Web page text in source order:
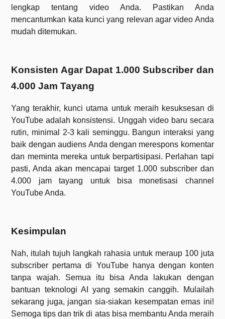
lengkap tentang video Anda. Pastikan Anda
mencantumkan kata kunci yang relevan agar video Anda
mudah ditemukan.
Konsisten Agar Dapat 1.000 Subscriber dan
4.000 Jam Tayang
Yang terakhir, kunci utama untuk meraih kesuksesan di
YouTube adalah konsistensi. Unggah video baru secara
rutin, minimal 2-3 kali seminggu. Bangun interaksi yang
baik dengan audiens Anda dengan merespons komentar
dan meminta mereka untuk berpartisipasi. Perlahan tapi
pasti, Anda akan mencapai target 1.000 subscriber dan
4.000 jam tayang untuk bisa monetisasi channel
YouTube Anda.
Kesimpulan
Nah, itulah tujuh langkah rahasia untuk meraup 100 juta
subscriber pertama di YouTube hanya dengan konten
tanpa wajah. Semua itu bisa Anda lakukan dengan
bantuan teknologi AI yang semakin canggih. Mulailah
sekarang juga, jangan sia-siakan kesempatan emas ini!
Semoga tips dan trik di atas bisa membantu Anda meraih